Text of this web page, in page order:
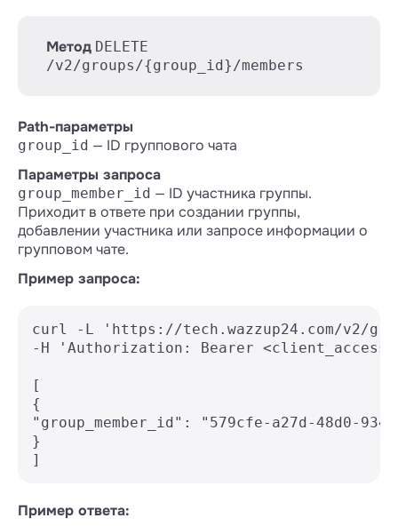
Метод DELETE
/v2/groups/{group_id}/members
Path-параметры
group_id — ID группового чата
Параметры запроса
group_member_id — ID участника группы.
Приходит в ответе при создании группы,
добавлении участника или запросе информации о
групповом чате.
Пример запроса:
curl -L 'https://tech.wazzup24.com/v2/
-H 'Authorization: Bearer
[
{
"group_member_id": "579cfe-a27d-48d0-
}
Пример ответа: